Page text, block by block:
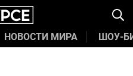
НОВОСТИ МИРА ШОУ-